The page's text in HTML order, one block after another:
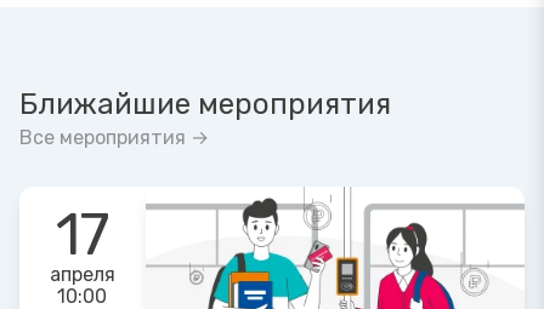
Ближайшие мероприятия
Все мероприятия →
17
апреля
10:00